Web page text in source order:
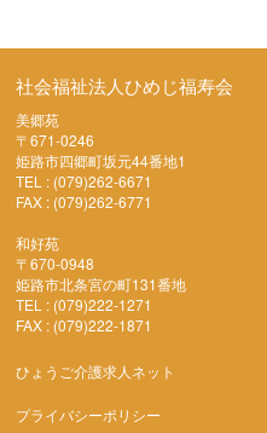
社会福祉法人ひめじ福寿会
美郷苑
〒671-0246
姫路市四郷町坂元44番地1
TEL : (079)262-6671
FAX : (079)262-6771
和好苑
〒670-0948
姫路市北条宮の町131番地
TEL : (079)222-1271
FAX : (079)222-1871
ひょうご介護求人ネット
プライバシーポリシー